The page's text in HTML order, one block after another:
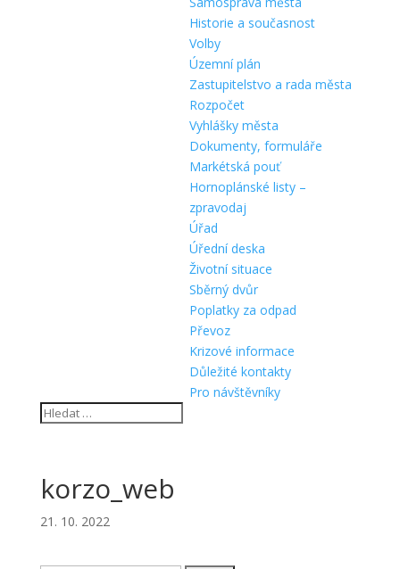
Historie a současnost
Volby
Územní plán
Zastupitelstvo a rada města
Rozpočet
Vyhlášky města
Dokumenty, formuláře
Markétská pouť
Hornoplánské listy –
zpravodaj
Úřad
Úřední deska
Životní situace
Sběrný dvůr
Poplatky za odpad
Převoz
Krizové informace
Důležité kontakty
Pro návštěvníky
korzo_web
21. 10. 2022